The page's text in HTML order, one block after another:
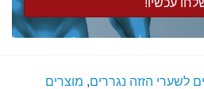
לשערי הזזה נגררים, מוצרים